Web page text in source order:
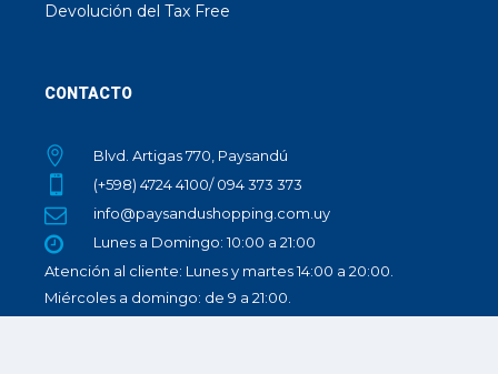
Devolución del Tax Free
CONTACTO
Blvd. Artigas 770, Paysandú
(+598) 4724 4100/ 094 373 373
info@paysandushopping.com.uy
Lunes a Domingo: 10:00 a 21:00
Atención al cliente: Lunes y martes 14:00 a 20:00.
Miércoles a domingo: de 9 a 21:00.